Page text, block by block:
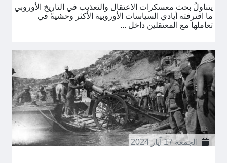
يتناولُ بحث معسكرات الاعتقال والتعذيب في التاريخ الأوروبي
ما اقترفته أيادي السياسات الأوروبية الأكثر وحشيةً في
تعاملها مع المعتقلين داخل ...
الجمعة 17 آيار 2024